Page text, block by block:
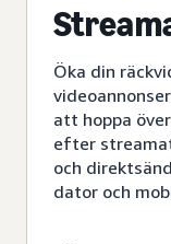
Öka din
att hoppa
efter
och
dator och